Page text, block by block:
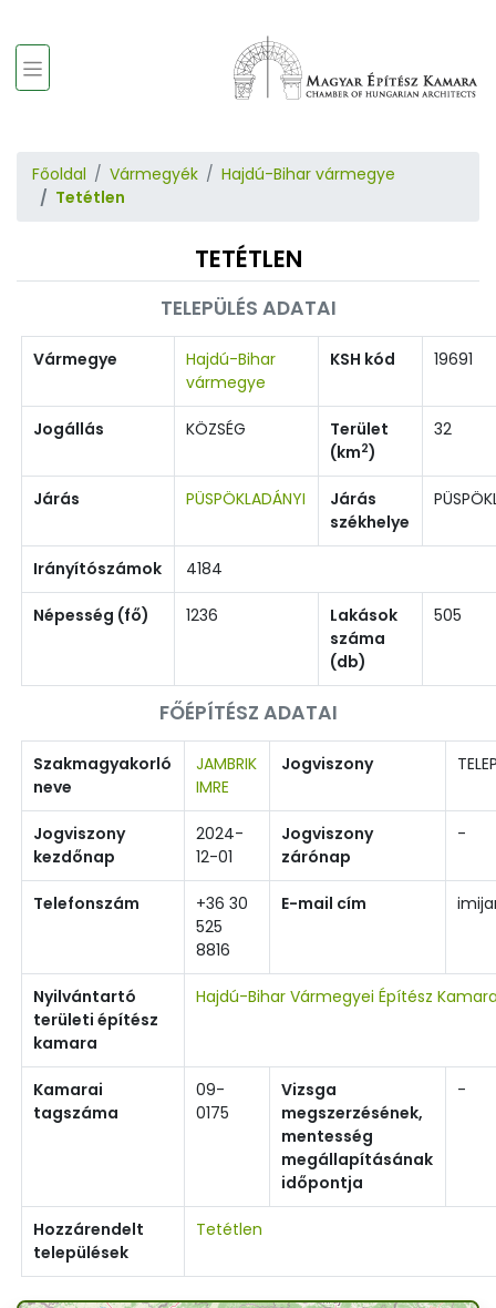
Főoldal Vármegyék
Hajdú-Bihar vármegye
Tetétlen
TETÉTLEN
TELEPÜLÉS ADATAI
Vármegye
Hajdú-Bihar
vármegye
KSH kód 19691
Jogállás KÖZSÉG
Terület
(km2)
32
Járás PÜSPÖKLADÁNYI
Járás
székhelye
Irányítószámok 4184
Népesség (fő) 1236
Lakások
száma
(db)
505
FŐÉPÍTÉSZ ADATAI
Szakmagyakorló
neve
JAMBRIK
IMRE
Jogviszony
Jogviszony
kezdőnap
2024-
12-01
Jogviszony
zárónap
-
Telefonszám
+36 30
525
8816
E-mail cím
Nyilvántartó
területi építész
kamara
Hajdú-Bihar Vármegyei Építész
Kamarai
tagszáma
09-
0175
Vizsga
megszerzésének,
mentesség
megállapításának
időpontja
-
Hozzárendelt
települések
Tetétlen